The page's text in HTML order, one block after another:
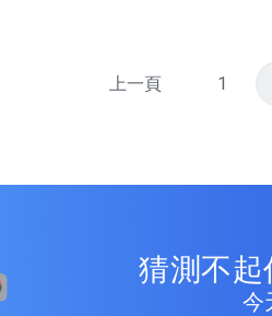
上一頁 1
猜測不
今